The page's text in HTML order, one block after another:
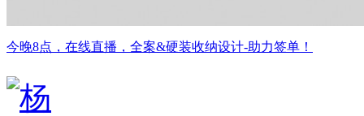
今晚8点，在线直播，全案&硬装收纳设计-助力签单！